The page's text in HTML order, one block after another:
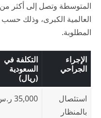
العالمية الكبرى، وذلك حسب
المطلوبة.
الإجراء
الجراحي
التكلفة في
السعودية
(ريال)
استئصال
بالمنظار
35,000 ر.س